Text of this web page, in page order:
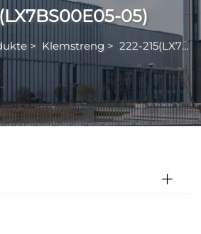
05)
> Klemstreng > 222-215(LX7BS00E05-05)